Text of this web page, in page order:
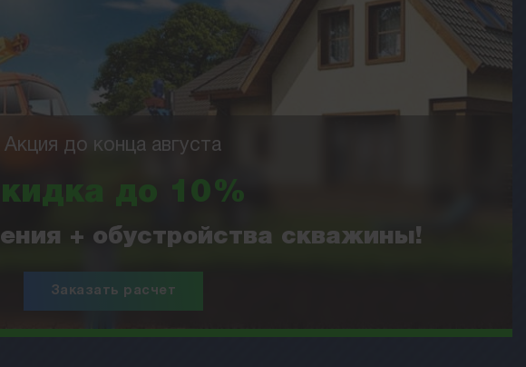
Акция до конца августа
до 10%
+ обустройства скважины!
Заказать расчет